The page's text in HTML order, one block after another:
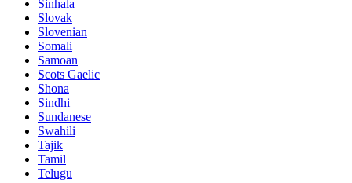
Sinhala
Slovak
Slovenian
Somali
Samoan
Scots Gaelic
Shona
Sindhi
Sundanese
Swahili
Tajik
Tamil
Telugu